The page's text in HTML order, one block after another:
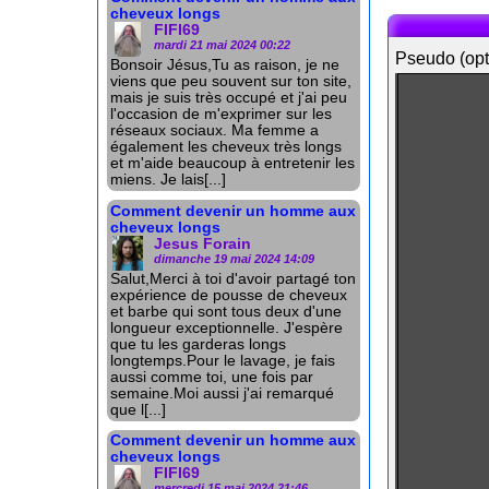
cheveux longs
FIFI69
mardi 21 mai 2024 00:22
Bonsoir Jésus,Tu as raison, je ne
viens que peu souvent sur ton site,
mais je suis très occupé et j'ai peu
l'occasion de m'exprimer sur les
réseaux sociaux. Ma femme a
également les cheveux très longs
et m'aide beaucoup à entretenir les
miens. Je lais[...]
Comment devenir un homme aux
cheveux longs
Jesus Forain
dimanche 19 mai 2024 14:09
Salut,Merci à toi d'avoir partagé ton
expérience de pousse de cheveux
et barbe qui sont tous deux d'une
longueur exceptionnelle. J'espère
que tu les garderas longs
longtemps.Pour le lavage, je fais
aussi comme toi, une fois par
semaine.Moi aussi j'ai remarqué
que l[...]
Comment devenir un homme aux
cheveux longs
FIFI69
Pseudo